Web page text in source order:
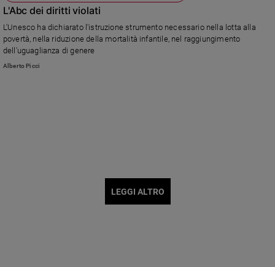
L'Abc dei diritti violati
L'Unesco ha dichiarato l'istruzione strumento necessario nella lotta alla
povertà, nella riduzione della mortalità infantile, nel raggiungimento
dell'uguaglianza di genere
Alberto Picci
LEGGI ALTRO